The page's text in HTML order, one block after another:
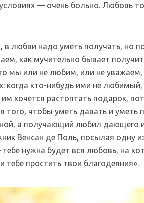
— очень больно. Любовь
в любви надо уметь получать, но
как мучительно бывает
мы или не любим, или не
когда кто-нибудь ими не
хочется растоптать подарок,
того, чтобы уметь давать и
а получающий любил дающего и
Венсан де Поль, посылая одну
нужна будет вся любовь, на
простить твои благодеяния».